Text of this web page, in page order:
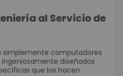
al Servicio de
simplemente computadores
diseñados
que los hacen